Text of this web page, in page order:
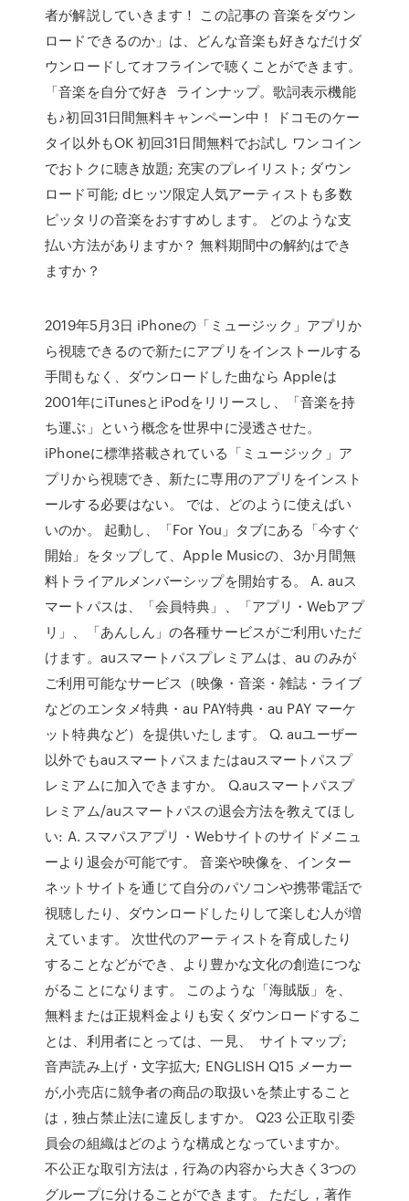
者が解説していきます！ この記事の 音楽をダウン
ロードできるのか」は、どんな音楽も好きなだけダ
ウンロードしてオフラインで聴くことができます。
「音楽を自分で好き ラインナップ。歌詞表示機能
も♪初回31日間無料キャンペーン中！ ドコモのケー
タイ以外もOK 初回31日間無料でお試し ワンコイン
でおトクに聴き放題; 充実のプレイリスト; ダウン
ロード可能; dヒッツ限定人気アーティストも多数
ピッタリの音楽をおすすめします。 どのような支
払い方法がありますか？ 無料期間中の解約はでき
ますか？
2019年5月3日 iPhoneの「ミュージック」アプリか
ら視聴できるので新たにアプリをインストールする
手間もなく、ダウンロードした曲なら Appleは
2001年にiTunesとiPodをリリースし、「音楽を持
ち運ぶ」という概念を世界中に浸透させた。
iPhoneに標準搭載されている「ミュージック」ア
プリから視聴でき、新たに専用のアプリをインスト
ールする必要はない。 では、どのように使えばい
いのか。 起動し、「For You」タブにある「今すぐ
開始」をタップして、Apple Musicの、3か月間無
料トライアルメンバーシップを開始する。 A. auス
マートパスは、「会員特典」、「アプリ・Webアプ
リ」、「あんしん」の各種サービスがご利用いただ
けます。auスマートパスプレミアムは、au のみが
ご利用可能なサービス（映像・音楽・雑誌・ライブ
などのエンタメ特典・au PAY特典・au PAY マーケ
ット特典など）を提供いたします。 Q. auユーザー
以外でもauスマートパスまたはauスマートパスプ
レミアムに加入できますか。 Q.auスマートパスプ
レミアム/auスマートパスの退会方法を教えてほし
い: A. スマパスアプリ・Webサイトのサイドメニュ
ーより退会が可能です。 音楽や映像を、インター
ネットサイトを通じて自分のパソコンや携帯電話で
視聴したり、ダウンロードしたりして楽しむ人が増
えています。 次世代のアーティストを育成したり
することなどができ、より豊かな文化の創造につな
がることになります。 このような「海賊版」を、
無料または正規料金よりも安くダウンロードするこ
とは、利用者にとっては、一見、 サイトマップ;
音声読み上げ・文字拡大; ENGLISH Q15 メーカー
が,小売店に競争者の商品の取扱いを禁止すること
は，独占禁止法に違反しますか。 Q23 公正取引委
員会の組織はどのような構成となっていますか。
不公正な取引方法は，行為の内容から大きく3つの
グループに分けることができます。 ただし，著作